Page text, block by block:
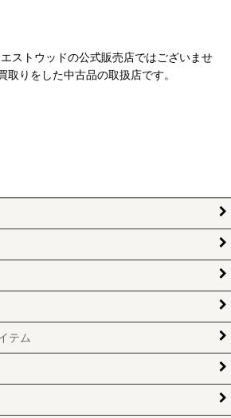
ストウッドの公式販売店ではございませ
取りをした中古品の取扱店です。
テム